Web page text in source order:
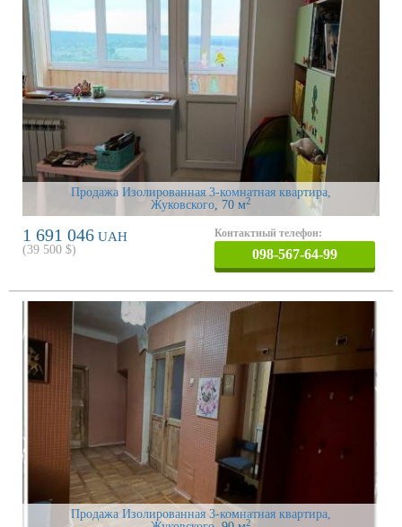
Продажа Изолированная 3-комнатная квартира,
Жуковского, 70 м2
1 691 046 UAH
(39 500 $)
Контактный телефон:
098-567-64-99
Продажа Изолированная 3-комнатная квартира,
2